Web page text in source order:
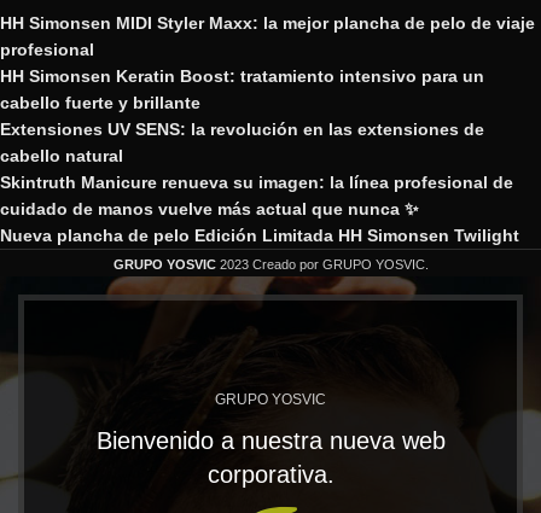
HH Simonsen MIDI Styler Maxx: la mejor plancha de pelo de viaje
profesional
HH Simonsen Keratin Boost: tratamiento intensivo para un
cabello fuerte y brillante
Extensiones UV SENS: la revolución en las extensiones de
cabello natural
Skintruth Manicure renueva su imagen: la línea profesional de
cuidado de manos vuelve más actual que nunca ✨
Nueva plancha de pelo Edición Limitada HH Simonsen Twilight
GRUPO YOSVIC 2023 Creado por GRUPO YOSVIC.
GRUPO YOSVIC
Bienvenido a nuestra nueva web
corporativa.